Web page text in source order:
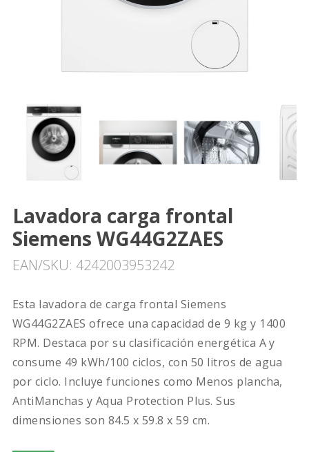
Lavadora carga frontal
Siemens WG44G2ZAES
EAN/SKU: 4242003953242
Esta lavadora de carga frontal Siemens
WG44G2ZAES ofrece una capacidad de 9 kg y 1400
RPM. Destaca por su clasificación energética A y
consume 49 kWh/100 ciclos, con 50 litros de agua
por ciclo. Incluye funciones como Menos plancha,
AntiManchas y Aqua Protection Plus. Sus
dimensiones son 84.5 x 59.8 x 59 cm.